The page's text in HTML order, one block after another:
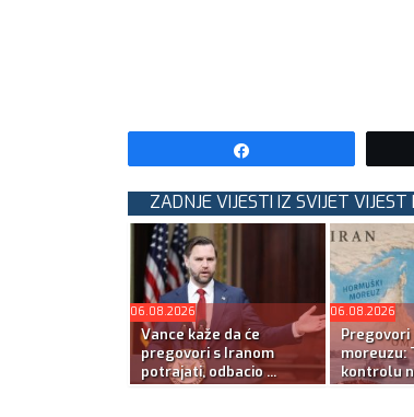
ZADNJE VIJESTI IZ SVIJET
06.08.2026
Vance kaže da će
pregovori s Iranom
potrajati, odbacio ...
06.08.2026
Pregovori
moreuzu:
kontrolu